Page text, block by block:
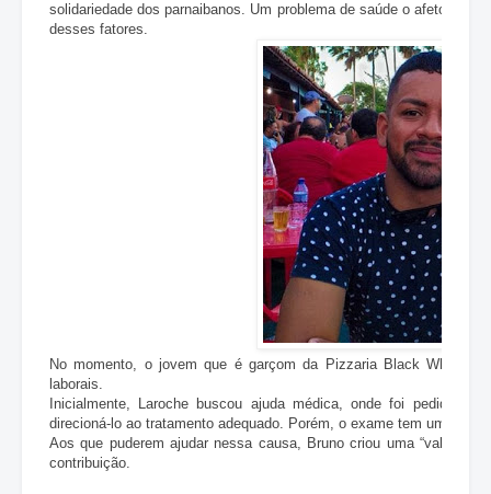
solidariedade dos parnaibanos. Um problema de saúde o afetou e
desses fatores.
No momento, o jovem que é garçom da Pizzaria Black White
laborais.
Inicialmente, Laroche buscou ajuda médica, onde foi pedido
direcioná-lo ao tratamento adequado. Porém, o exame tem um alto
Aos que puderem ajudar nessa causa, Bruno criou uma “vakinha”
contribuição.